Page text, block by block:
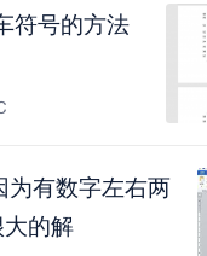
符号的方法
为有数字左右两
的解